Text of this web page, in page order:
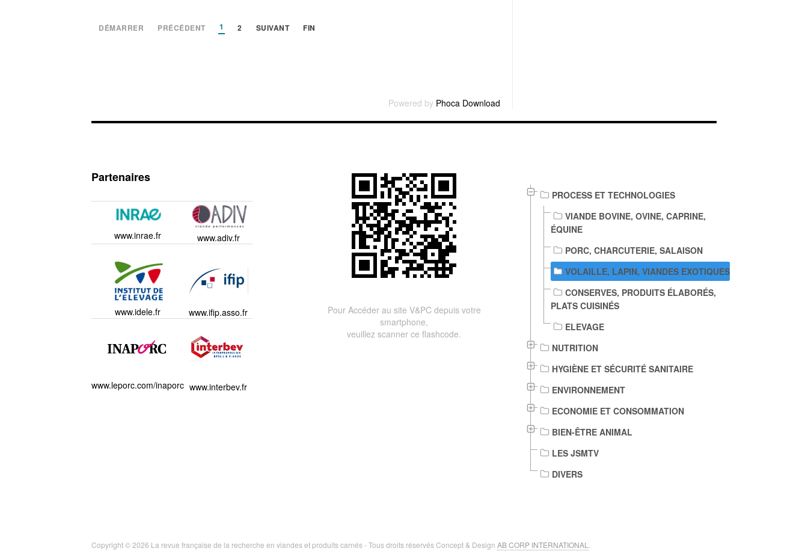
DÉMARRER PRÉCÉDENT 1 2 SUIVANT FIN
Powered by Phoca Download
Partenaires
www.inrae.fr www.adiv.fr
www.idele.fr www.ifip.asso.fr
www.leporc.com/inaporc www.interbev.fr
Pour Accéder au site V&PC depuis votre
smartphone,
veuillez scanner ce flashcode.
PROCESS ET TECHNOLOGIES
VIANDE BOVINE, OVINE, CAPRINE,
ÉQUINE
PORC, CHARCUTERIE, SALAISON
VOLAILLE, LAPIN, VIANDES EXOTIQUES
CONSERVES, PRODUITS ÉLABORÉS,
PLATS CUISINÉS
ELEVAGE
NUTRITION
HYGIÈNE ET SÉCURITÉ SANITAIRE
ENVIRONNEMENT
ECONOMIE ET CONSOMMATION
BIEN-ÊTRE ANIMAL
LES JSMTV
DIVERS
Copyright © 2026 La revue française de la recherche en viandes et produits carnés - Tous droits réservés Concept & Design AB CORP INTERNATIONAL